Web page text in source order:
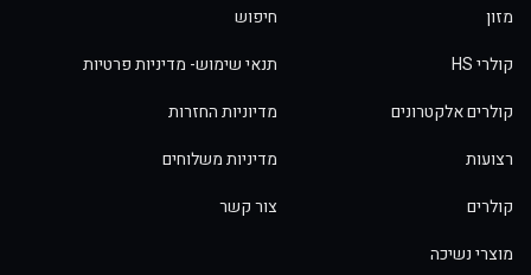
מזון
קולרי HS
קולרים אלקטרונים
רצועות
קולרים
מוצרי נשיכה
חיפוש
תנאי שימוש- מדיניות פרטיות
מדיוניות החזרות
מדיניות משלוחים
צור קשר